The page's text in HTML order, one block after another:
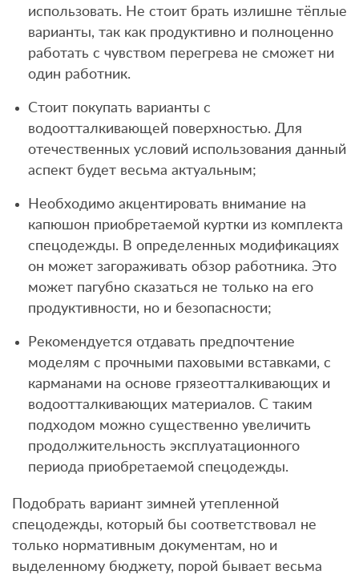
использовать. Не стоит брать излишне тёплые
варианты, так как продуктивно и полноценно
работать с чувством перегрева не сможет ни
один работник.
Стоит покупать варианты с
водоотталкивающей поверхностью. Для
отечественных условий использования данный
аспект будет весьма актуальным;
Необходимо акцентировать внимание на
капюшон приобретаемой куртки из комплекта
спецодежды. В определенных модификациях
он может загораживать обзор работника. Это
может пагубно сказаться не только на его
продуктивности, но и безопасности;
Рекомендуется отдавать предпочтение
моделям с прочными паховыми вставками, с
карманами на основе грязеотталкивающих и
водоотталкивающих материалов. С таким
подходом можно существенно увеличить
продолжительность эксплуатационного
периода приобретаемой спецодежды.
Подобрать вариант зимней утепленной
спецодежды, который бы соответствовал не
только нормативным документам, но и
выделенному бюджету, порой бывает весьма